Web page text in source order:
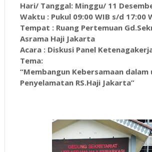
Hari/ Tanggal: Minggu/ 11
Waktu : Pukul 09:00 WIB s/d 17:00
Tempat : Ruang Pertemuan
Asrama Haji Jakarta
Acara : Diskusi Panel
Tema:
“Membangun Kebersamaan dalam
Penyelamatan RS.Haji Jakarta”